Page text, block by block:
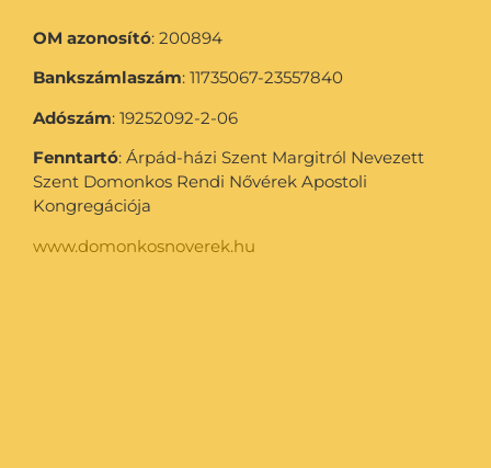
OM azonosító: 200894
Bankszámlaszám: 11735067-23557840
Adószám: 19252092-2-06
Fenntartó: Árpád-házi Szent Margitról Nevezett
Szent Domonkos Rendi Nővérek Apostoli
Kongregációja
www.domonkosnoverek.hu